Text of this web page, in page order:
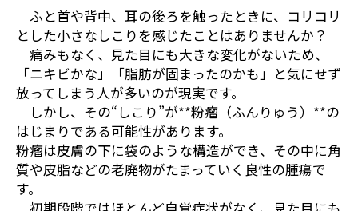
ふと首や背中、耳の後ろを触ったときに、コリコリ
とした小さなしこりを感じたことはありませんか？
痛みもなく、見た目にも大きな変化がないため、
「ニキビかな」「脂肪が固まったのかも」と気にせず
放ってしまう人が多いのが現実です。
しかし、その“しこり”が**粉瘤（ふんりゅう）**の
はじまりである可能性があります。
粉瘤は皮膚の下に袋のような構造ができ、その中に角
質や皮脂などの老廃物がたまっていく良性の腫瘍で
す。